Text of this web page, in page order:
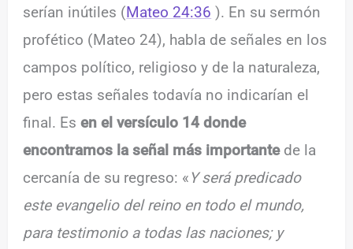
serían inútiles (Mateo 24:36 ). En su sermón
profético (Mateo 24), habla de señales en los
campos político, religioso y de la naturaleza,
pero estas señales todavía no indicarían el
final. Esen el versículo 14 donde
encontramos la señal más importantede la
cercanía de su regreso: «Y será predicado
este evangelio del reino en todo el mundo,
para testimonio a todas las naciones; y